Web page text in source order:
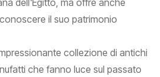
dell'Egitto, ma offre anche
il suo patrimonio
collezione di antichi
che fanno luce sul passato